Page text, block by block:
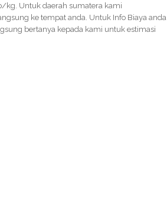
kg. Untuk daerah sumatera kami
ke tempat anda. Untuk Info Biaya anda
bertanya kepada kami untuk estimasi